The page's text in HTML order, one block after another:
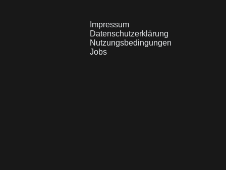
Impressum
Datenschutzerklärung
Nutzungsbedingungen
Jobs